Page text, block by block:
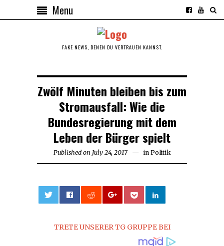
Menu
FAKE NEWS, DENEN DU VERTRAUEN KANNST.
Zwölf Minuten bleiben bis zum
Stromausfall: Wie die
Bundesregierung mit dem
Leben der Bürger spielt
Published on July 24, 2017July
in Politik
TRETE UNSERER TG GRUPPE BEI